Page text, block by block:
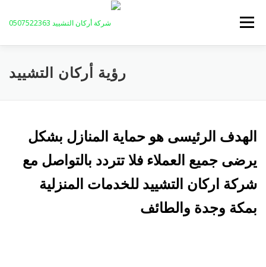
المحتوى
القائمة
الرئيسية خدمات الشركة
رؤية أركان التشييد
الهدف الرئيسى هو حماية المنازل بشكل
يرضى جميع العملاء فلا تتردد بالتواصل مع
شركة اركان التشييد للخدمات المنزلية
بمكة وجدة والطائف